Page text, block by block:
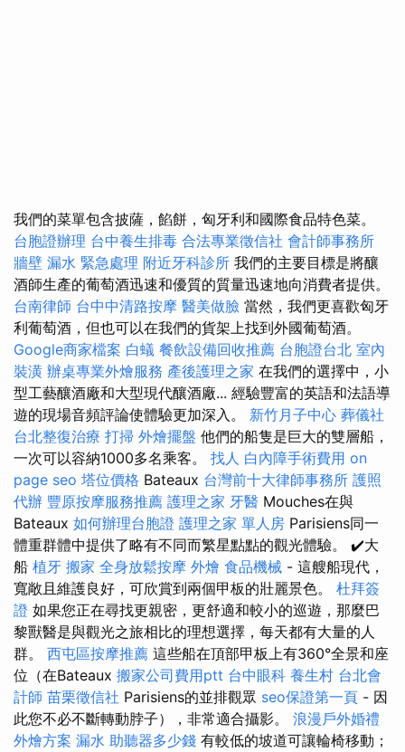
我們的菜單包含披薩，餡餅，匈牙利和國際食品特色菜。
台胞證辦理 台中養生排毒 合法專業徵信社 會計師事務所
牆壁 漏水 緊急處理 附近牙科診所 我們的主要目標是將釀
酒師生產的葡萄酒迅速和優質的質量迅速地向消費者提供。
台南律師 台中中清路按摩 醫美做臉 當然，我們更喜歡匈牙
利葡萄酒，但也可以在我們的貨架上找到外國葡萄酒。
Google商家檔案 白蟻 餐飲設備回收推薦 台胞證台北 室內
裝潢 辦桌專業外燴服務 產後護理之家 在我們的選擇中，小
型工藝釀酒廠和大型現代釀酒廠... 經驗豐富的英語和法語導
遊的現場音頻評論使體驗更加深入。 新竹月子中心 葬儀社
台北整復治療 打掃 外燴擺盤 他們的船隻是巨大的雙層船，
一次可以容納1000多名乘客。 找人 白內障手術費用 on
page seo 塔位價格 Bateaux 台灣前十大律師事務所 護照
代辦 豐原按摩服務推薦 護理之家 牙醫 Mouches在與
Bateaux 如何辦理台胞證 護理之家 單人房 Parisiens同一
體重群體中提供了略有不同而繁星點點的觀光體驗。 ✔️大
船 植牙 搬家 全身放鬆按摩 外燴 食品機械 - 這艘船現代，
寬敞且維護良好，可欣賞到兩個甲板的壯麗景色。 杜拜簽
證 如果您正在尋找更親密，更舒適和較小的巡遊，那麼巴
黎獸醫是與觀光之旅相比的理想選擇，每天都有大量的人
群。 西屯區按摩推薦 這些船在頂部甲板上有360°全景和座
位（在Bateaux 搬家公司費用ptt 台中眼科 養生村 台北會
計師 苗栗徵信社 Parisiens的並排觀眾 seo保證第一頁 - 因
此您不必不斷轉動脖子），非常適合攝影。 浪漫戶外婚禮
外燴方案 漏水 助聽器多少錢 有較低的坡道可讓輪椅移動；